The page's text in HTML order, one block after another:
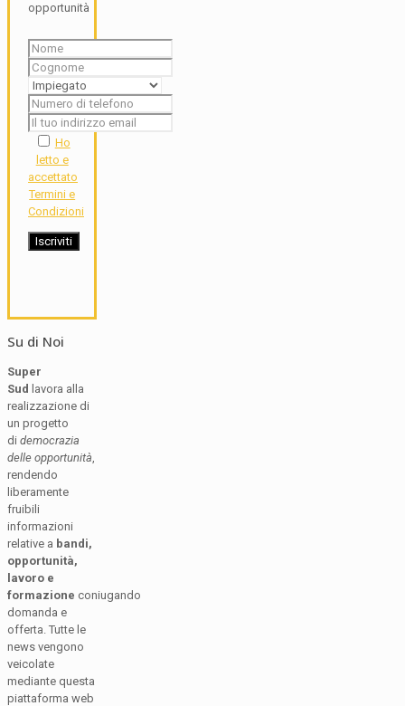
opportunità
Ho
letto e
accettato
Termini e
Condizioni
Su di Noi
Super
Sud lavora alla
realizzazione di
un progetto
di democrazia
delle opportunità
rendendo
liberamente
fruibili
informazioni
relative a bandi,
opportunità,
lavoro e
formazione coniugando
domanda e
offerta. Tutte le
news vengono
veicolate
mediante questa
piattaforma web